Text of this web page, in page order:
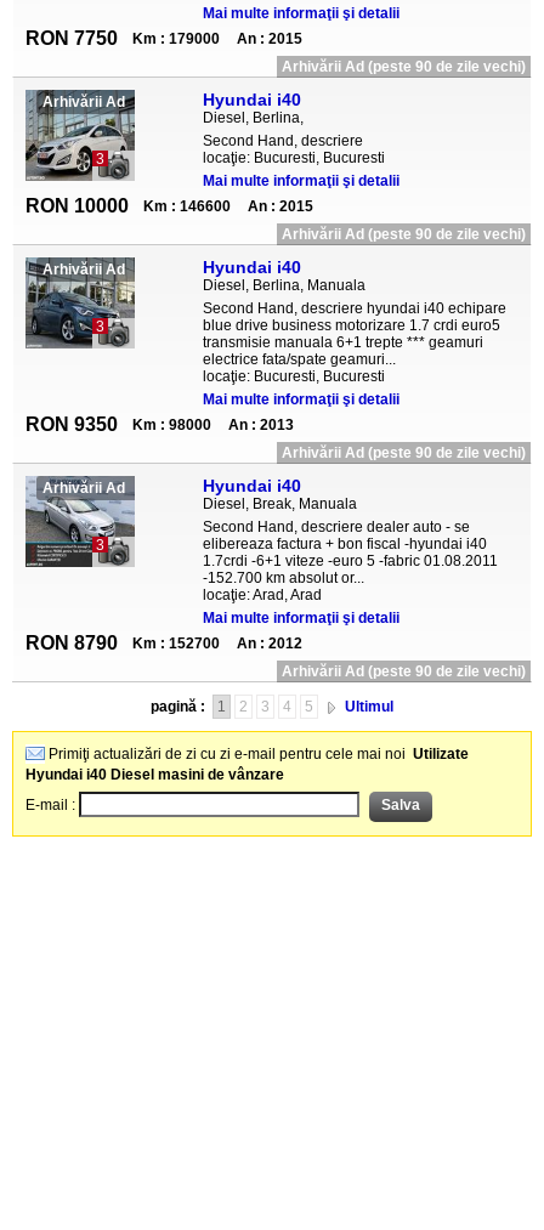
Mai multe informaţii şi detalii
RON 7750 Km : 179000
An : 2015
Arhivării Ad (peste 90 de zile vechi)
Arhivării Ad
3
Hyundai i40
Diesel, Berlina,
Second Hand, descriere
locaţie: Bucuresti, Bucuresti
Mai multe informaţii şi detalii
RON 10000 Km : 146600
An : 2015
Arhivării Ad (peste 90 de zile vechi)
Arhivării Ad
3
Hyundai i40
Diesel, Berlina, Manuala
Second Hand, descriere hyundai i40 echipare
blue drive business motorizare 1.7 crdi euro5
transmisie manuala 6+1 trepte *** geamuri
electrice fata/spate geamuri...
locaţie: Bucuresti, Bucuresti
Mai multe informaţii şi detalii
RON 9350 Km : 98000
An : 2013
Arhivării Ad (peste 90 de zile vechi)
Arhivării Ad
3
Hyundai i40
Diesel, Break, Manuala
Second Hand, descriere dealer auto - se
elibereaza factura + bon fiscal -hyundai i40
1.7crdi -6+1 viteze -euro 5 -fabric 01.08.2011
-152.700 km absolut or...
locaţie: Arad, Arad
Mai multe informaţii şi detalii
RON 8790 Km : 152700
An : 2012
Arhivării Ad (peste 90 de zile vechi)
pagină : 1 2 3 4 5 Ultimul
Primiţi actualizări de zi cu zi e-mail pentru cele mai noi Utilizate
Hyundai i40 Diesel masini de vânzare
E-mail :